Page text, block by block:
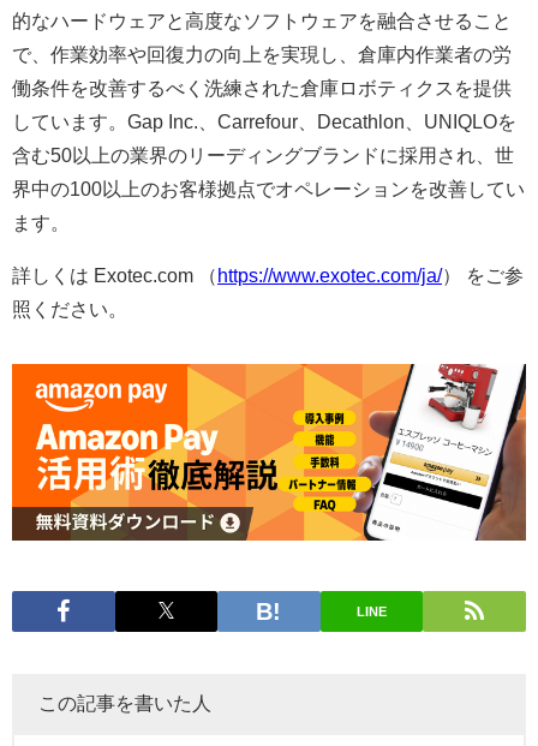
的なハードウェアと高度なソフトウェアを融合させること
で、作業効率や回復力の向上を実現し、倉庫内作業者の労
働条件を改善するべく洗練された倉庫ロボティクスを提供
しています。Gap Inc.、Carrefour、Decathlon、UNIQLOを
含む50以上の業界のリーディングブランドに採用され、世
界中の100以上のお客様拠点でオペレーションを改善してい
ます。
詳しくは Exotec.com （ https://www.exotec.com/ja/） をご参
照ください。
LINE
この記事を書いた人